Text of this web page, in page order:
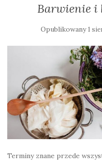
Barwienie i
Opublikowany1
Terminy znane przede